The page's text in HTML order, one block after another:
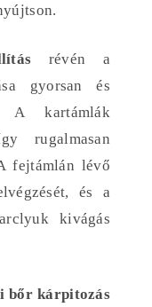
révén a
gyorsan és
A kartámlák
rugalmasan
fejtámlán lévő
és a
kivágás
bőr kárpitozás